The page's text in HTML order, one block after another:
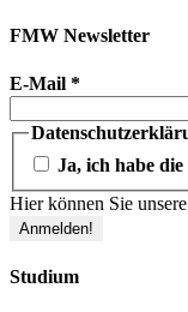
FMW Newsletter
E-Mail *
Ja, ich habe
Hier können Sie unsere
Studium